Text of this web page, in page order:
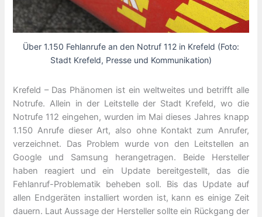
Über 1.150 Fehlanrufe an den Notruf 112 in Krefeld (Foto:
Stadt Krefeld, Presse und Kommunikation)
Krefeld – Das Phänomen ist ein weltweites und betrifft alle
Notrufe. Allein in der Leitstelle der Stadt Krefeld, wo die
Notrufe 112 eingehen, wurden im Mai dieses Jahres knapp
1.150 Anrufe dieser Art, also ohne Kontakt zum Anrufer,
verzeichnet. Das Problem wurde von den Leitstellen an
Google und Samsung herangetragen. Beide Hersteller
haben reagiert und ein Update bereitgestellt, das die
Fehlanruf-Problematik beheben soll. Bis das Update auf
allen Endgeräten installiert worden ist, kann es einige Zeit
dauern. Laut Aussage der Hersteller sollte ein Rückgang der